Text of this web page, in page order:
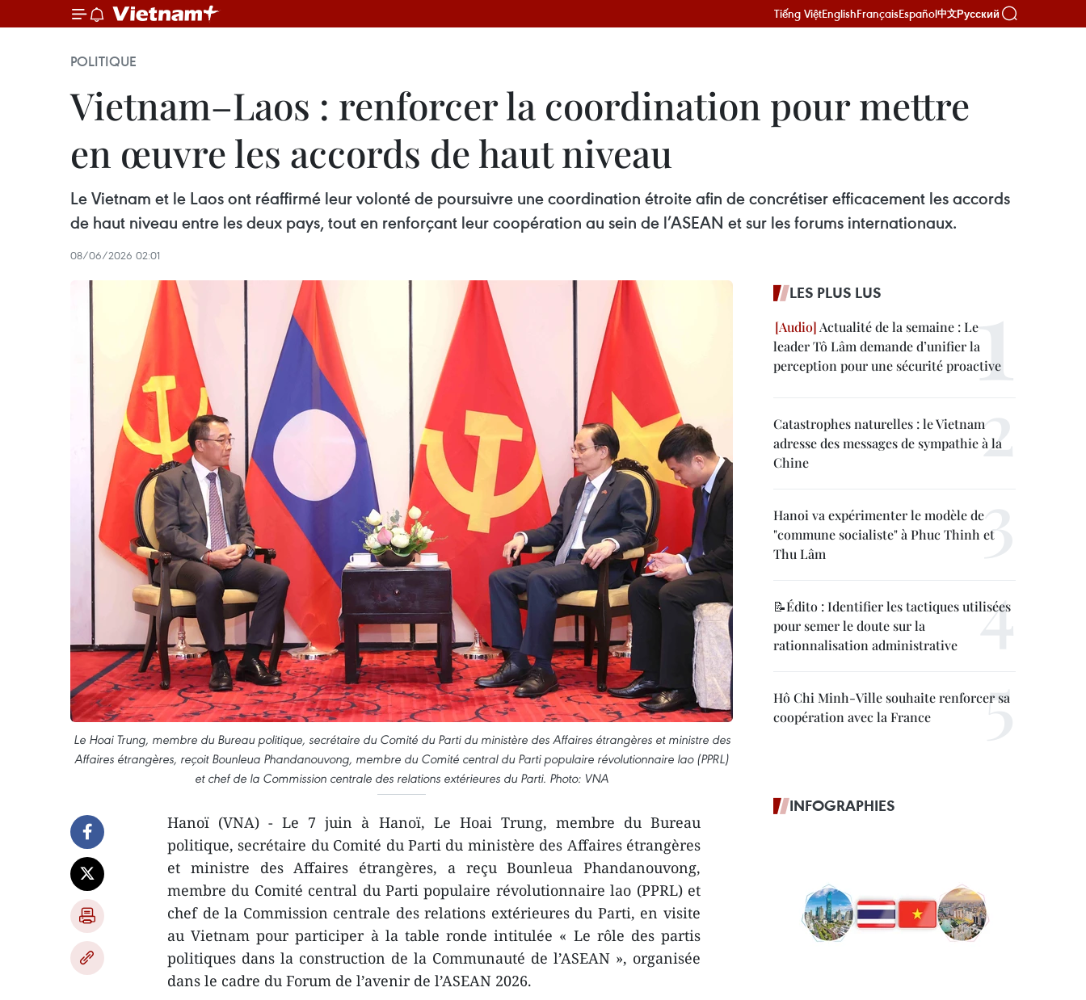
Tiếng ViệtEnglishFrançaisEspañol中文Русский
POLITIQUE
Vietnam–Laos : renforcer la coordination pour mettre
en œuvre les accords de haut niveau
Le Vietnam et le Laos ont réaffirmé leur volonté de poursuivre une coordination étroite afin de concrétiser efficacement les accords
de haut niveau entre les deux pays, tout en renforçant leur coopération au sein de l’ASEAN et sur les forums internationaux.
08/06/2026 02:01
Le Hoai Trung, membre du Bureau politique, secrétaire du Comité du Parti du ministère des Affaires étrangères et ministre des
Affaires étrangères, reçoit Bounleua Phandanouvong, membre du Comité central du Parti populaire révolutionnaire lao (PPRL)
et chef de la Commission centrale des relations extérieures du Parti. Photo: VNA
Hanoï (VNA) - Le 7 juin à Hanoï, Le Hoai Trung, membre du Bureau
politique, secrétaire du Comité du Parti du ministère des Affaires étrangères
et ministre des Affaires étrangères, a reçu Bounleua Phandanouvong,
membre du Comité central du Parti populaire révolutionnaire lao (PPRL) et
chef de la Commission centrale des relations extérieures du Parti, en visite
au Vietnam pour participer à la table ronde intitulée « Le rôle des partis
politiques dans la construction de la Communauté de l’ASEAN », organisée
dans le cadre du Forum de l’avenir de l’ASEAN 2026.
LES PLUS LUS
Actualité de la semaine : Le
leader Tô Lâm demande d’unifier la
perception pour une sécurité proactive
Catastrophes naturelles : le Vietnam
adresse des messages de sympathie à la
Chine
Hanoi va expérimenter le modèle de
"commune socialiste" à Phuc Thinh et
Thu Lâm
📝Édito : Identifier les tactiques utilisées
pour semer le doute sur la
rationnalisation administrative
Hô Chi Minh-Ville souhaite renforcer sa
coopération avec la France
INFOGRAPHIES